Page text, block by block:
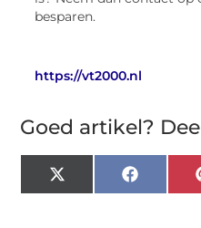
besparen.
https://vt2000.nl
Goed artikel?
X
(Twitter)